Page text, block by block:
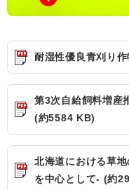
耐湿性優良青刈り
第3次自給飼料増産
(約5584 KB)
北海道における草
を中心として- (約